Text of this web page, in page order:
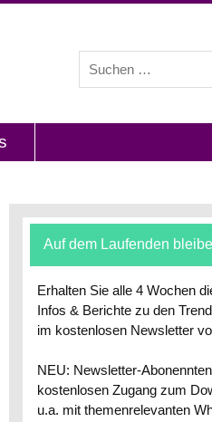
Interviews mit Experten
Auf dem Laufenden
Erhalten Sie alle 4 Wochen
Infos & Berichte zu den
im kostenlosen Newsletter
NEU: Newsletter-
kostenlosen Zugang zum
u.a. mit themenrelevanten